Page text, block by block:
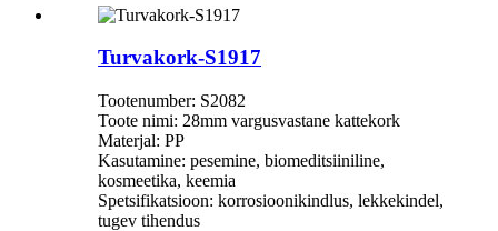
Turvakork-S1917
Tootenumber: S2082
Toote nimi: 28mm vargusvastane kattekork
Materjal: PP
Kasutamine: pesemine, biomeditsiiniline,
kosmeetika, keemia
Spetsifikatsioon: korrosioonikindlus, lekkekindel,
tugev tihendus